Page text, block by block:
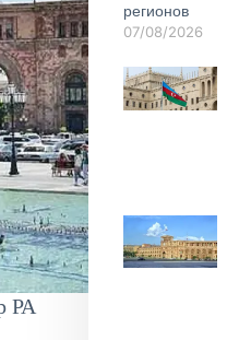
РА
регионов
07/08/2026